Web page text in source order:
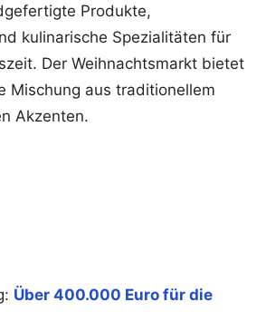
Produkte,
kulinarische Spezialitäten für
Der Weihnachtsmarkt bietet
Mischung aus traditionellem
Akzenten.
Über 400.000 Euro für die